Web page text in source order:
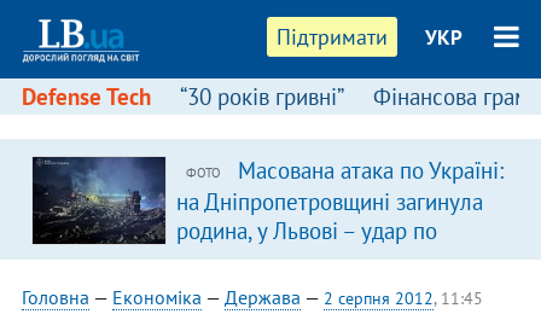
Підтримати УКР
Defense Tech “30 років гривні” Фінансова
ФОТО
Масована атака по Україні:
на Дніпропетровщині загинула
родина, у Львові – удар по
багатоповерхівках
(доповнюється)
Головна — Економіка — Держава — 2 серпня 2012, 11:45